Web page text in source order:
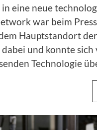
in eine neue
war beim
Hauptstandort
dabei und konnte sich
Technologie